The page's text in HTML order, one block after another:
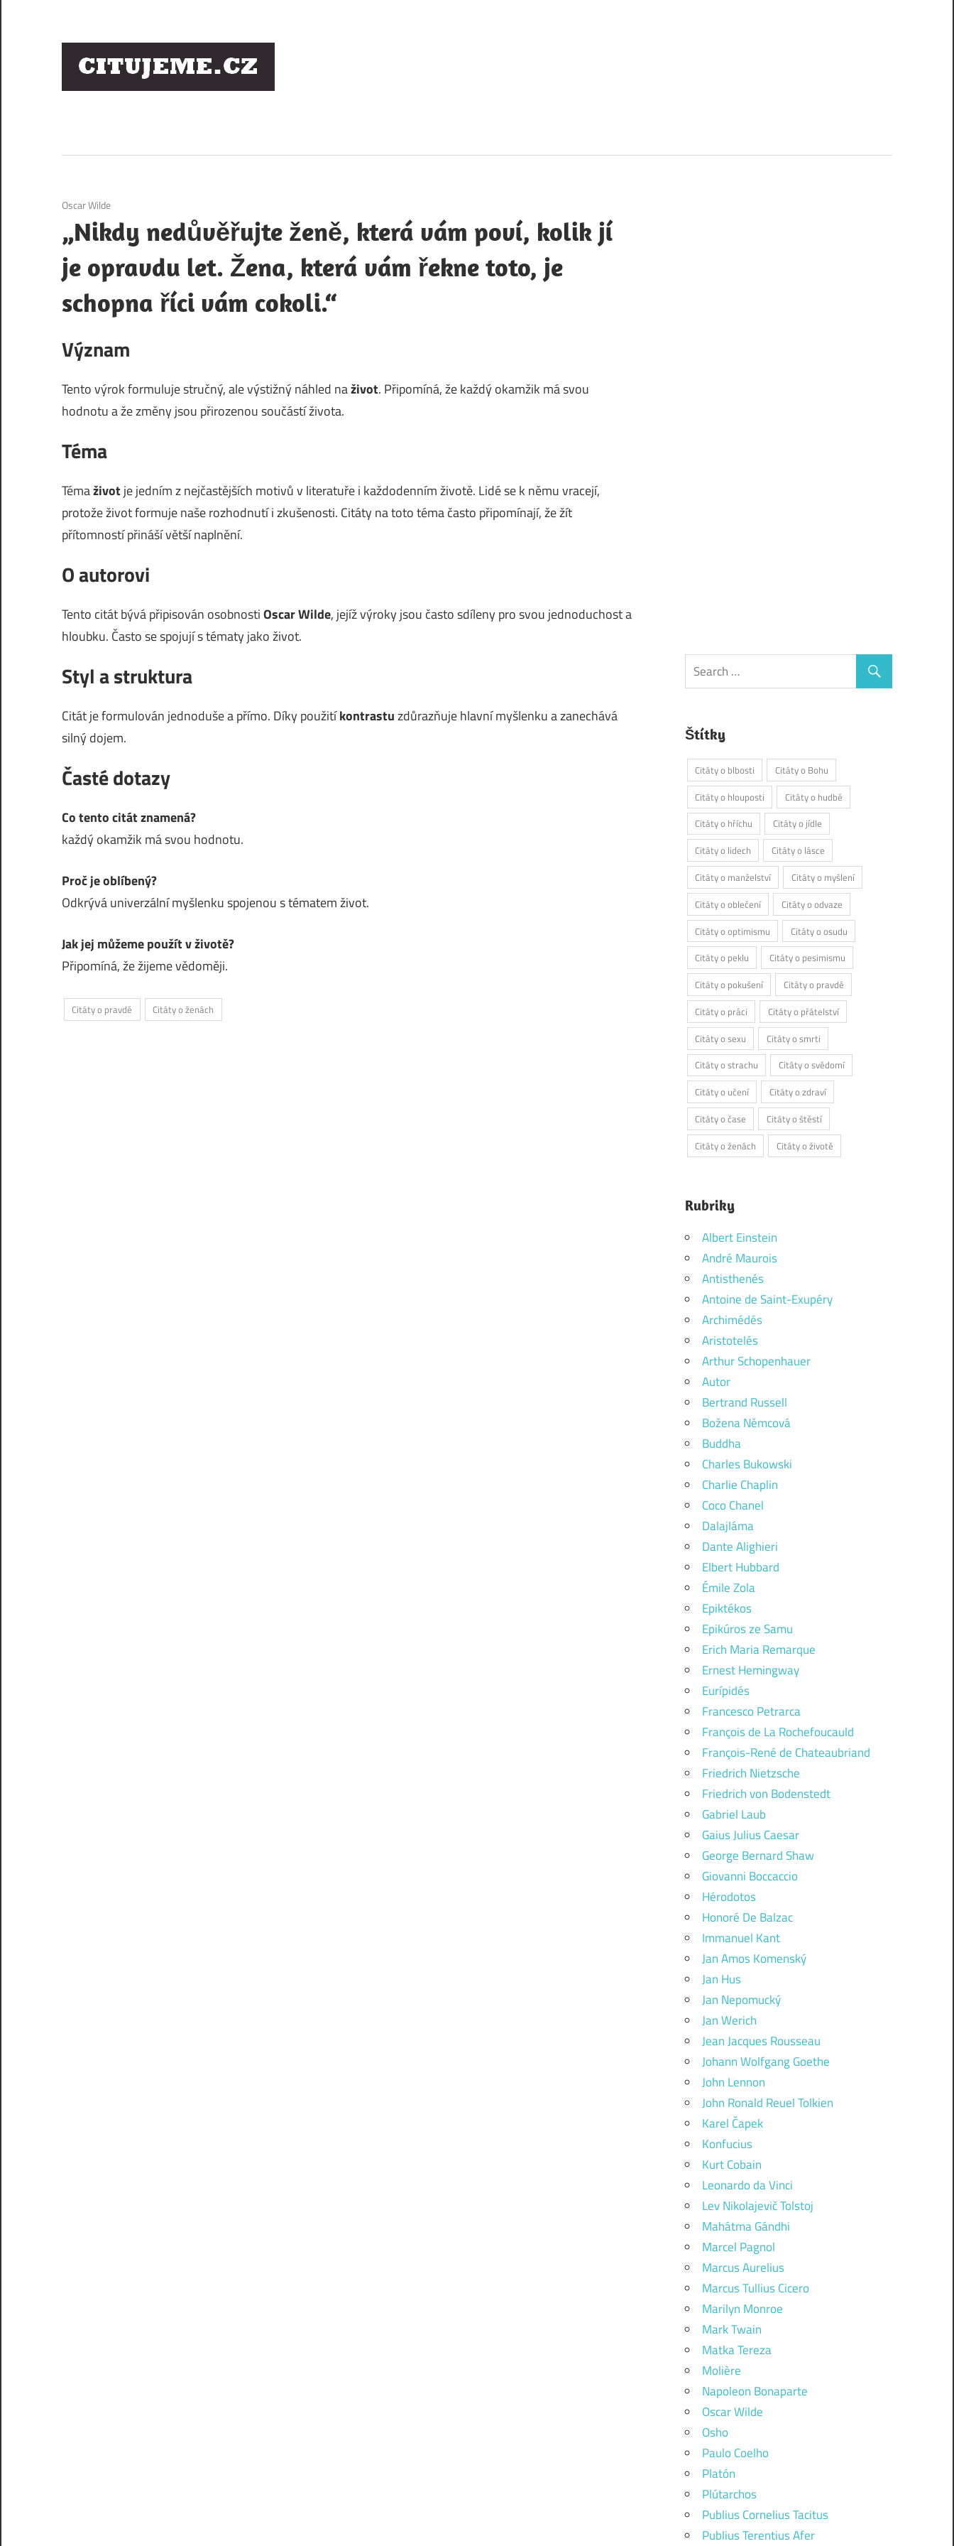
osobností
2. 12. 2020
Oscar Wilde
„Nikdy nedůvěřujte ženě, která vám poví, kolik jí
je opravdu let. Žena, která vám řekne toto, je
schopna říci vám cokoli.“
Význam
Tento výrok formuluje stručný, ale výstižný náhled naživot. Připomíná, že každý okamžik má svou
hodnotu a že změny jsou přirozenou součástí života.
Téma
Témaživot je jedním z nejčastějších motivů v literatuře i každodenním životě. Lidé se k němu vracejí,
protože život formuje naše rozhodnutí i zkušenosti. Citáty na toto téma často připomínají, že žít
přítomností přináší větší naplnění.
O autorovi
Tento citát bývá připisován osobnostiOscar Wilde, jejíž výroky jsou často sdíleny pro svou jednoduchost a
hloubku. Často se spojují s tématy jako život.
Styl a struktura
Citát je formulován jednoduše a přímo. Díky použitíkontrastuzdůrazňuje hlavní myšlenku a zanechává
silný dojem.
Časté dotazy
Co tento citát znamená?
každý okamžik má svou hodnotu.
Proč je oblíbený?
Odkrývá univerzální myšlenku spojenou s tématem život.
Jak jej můžeme použít v životě?
Připomíná, že žijeme vědoměji.
Citáty o pravdě Citáty o ženách
Štítky
Citáty o blbosti
Citáty o Bohu
Citáty o hlouposti
Citáty o hudbě
Citáty o hříchu
Citáty o jídle
Citáty o lidech
Citáty o lásce
Citáty o manželství
Citáty o myšlení
Citáty o oblečení
Citáty o odvaze
Citáty o optimismu
Citáty o osudu
Citáty o peklu
Citáty o pesimismu
Citáty o pokušení
Citáty o pravdě
Citáty o práci
Citáty o přátelství
Citáty o sexu
Citáty o smrti
Citáty o strachu
Citáty o svědomí
Citáty o učení
Citáty o zdraví
Citáty o čase
Citáty o štěstí
Citáty o ženách
Citáty o životě
Rubriky
Albert Einstein
André Maurois
Antisthenés
Antoine de Saint-Exupéry
Archimédés
Aristotelés
Arthur Schopenhauer
Autor
Bertrand Russell
Božena Němcová
Buddha
Charles Bukowski
Charlie Chaplin
Coco Chanel
Dalajláma
Dante Alighieri
Elbert Hubbard
Émile Zola
Epiktékos
Epikúros ze Samu
Erich Maria Remarque
Ernest Hemingway
Eurípidés
Francesco Petrarca
François de La Rochefoucauld
François-René de Chateaubriand
Friedrich Nietzsche
Friedrich von Bodenstedt
Gabriel Laub
Gaius Julius Caesar
George Bernard Shaw
Giovanni Boccaccio
Hérodotos
Honoré De Balzac
Immanuel Kant
Jan Amos Komenský
Jan Hus
Jan Nepomucký
Jan Werich
Jean Jacques Rousseau
Johann Wolfgang Goethe
John Lennon
John Ronald Reuel Tolkien
Karel Čapek
Konfucius
Kurt Cobain
Leonardo da Vinci
Lev Nikolajevič Tolstoj
Mahátma Gándhi
Marcel Pagnol
Marcus Aurelius
Marcus Tullius Cicero
Marilyn Monroe
Mark Twain
Matka Tereza
Molière
Napoleon Bonaparte
Oscar Wilde
Osho
Paulo Coelho
Platón
Plútarchos
Publius Cornelius Tacitus
Publius Terentius Afer